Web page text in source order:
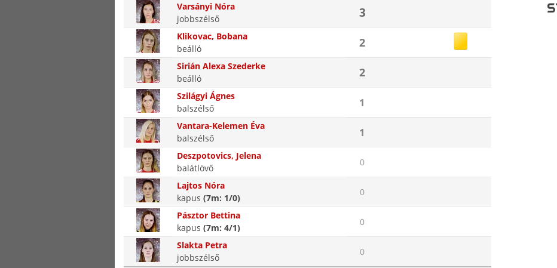
Varsányi Nóra
jobbszélső
3
Klikovac, Bobana
beálló
2
Sirián Alexa Szederke
beálló
2
Szilágyi Ágnes
balszélső
1
Vantara-Kelemen Éva
balszélső
1
Deszpotovics, Jelena
balátlövő
0
Lajtos Nóra
kapus (7m: 1/0)
0
Pásztor Bettina
kapus (7m: 4/1)
0
Slakta Petra
jobbszélső
0